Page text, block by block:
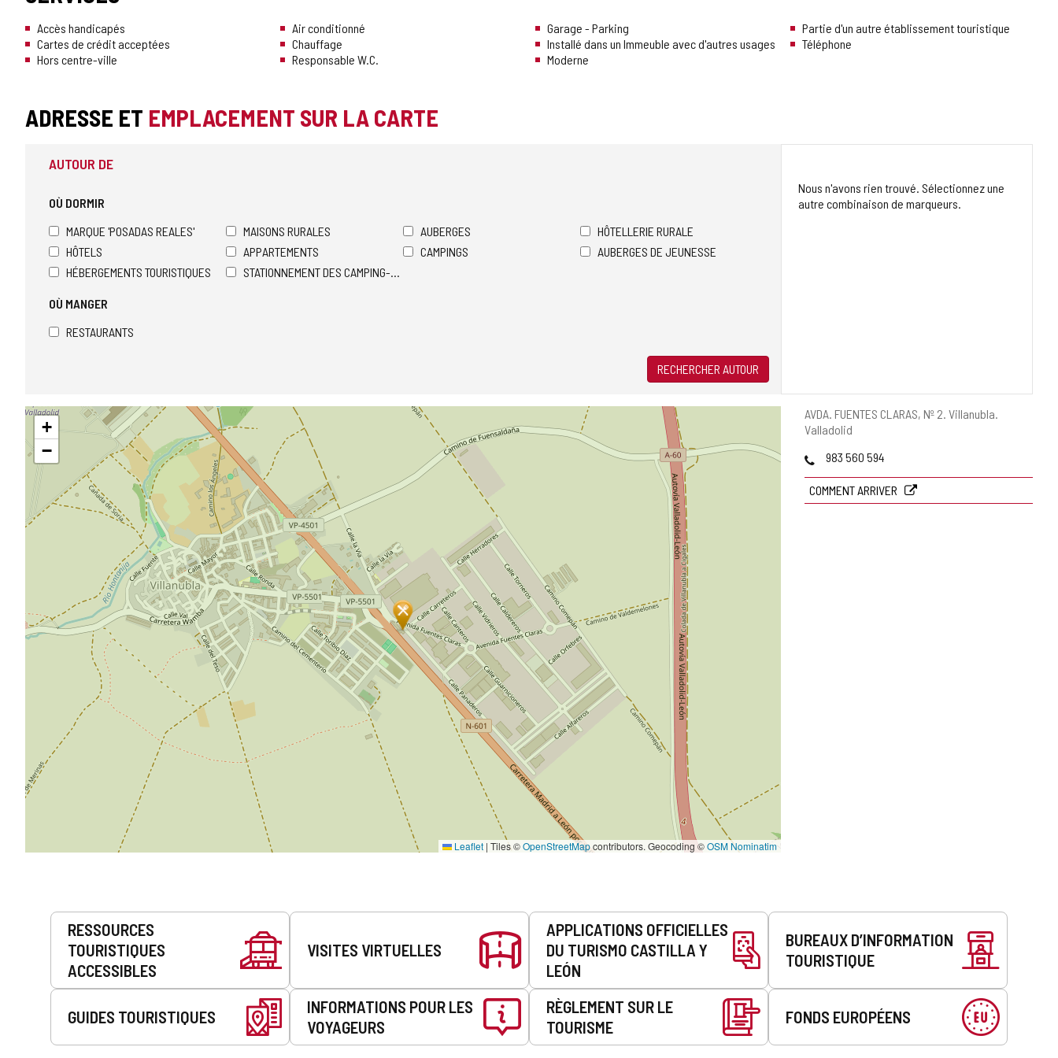
Accès handicapés
Cartes de crédit acceptées
Hors centre-ville
Air conditionné
Chauffage
Responsable W.C.
Garage - Parking
Installé dans un Immeuble avec d'autres usages
Moderne
Partie d'un autre établissement touristique
Téléphone
ADRESSE ET EMPLACEMENT SUR LA CARTE
Adresse
postale
AVDA. FUENTES CLARAS, Nº 2. Villanubla.
Valladolid
Téléphones
983 560 594
COMMENT ARRIVER
AUTOUR DE
OÙ DORMIR
MARQUE 'POSADAS REALES'
MAISONS RURALES AUBERGES
HÔTELLERIE RURALE
HÔTELS
APPARTEMENTS CAMPINGS
AUBERGES DE JEUNESSE
HÉBERGEMENTS TOURISTIQUES
STATIONNEMENT DES CAMPING-CARS
OÙ MANGER
RESTAURANTS
RECHERCHER AUTOUR
Nous n'avons rien trouvé. Sélectionnez une
autre combinaison de marqueurs.
Sauter
carte
+
−
Leaflet | Tiles ©OpenStreetMapcontributors. Geocoding ©OSM Nominatim
Prestations
RESSOURCES
TOURISTIQUES
ACCESSIBLES
VISITES VIRTUELLES
APPLICATIONS OFFICIELLES
DU TURISMO CASTILLA Y
LEÓN
BUREAUX D’INFORMATION
TOURISTIQUE
GUIDES TOURISTIQUES
INFORMATIONS POUR LES
VOYAGEURS
RÈGLEMENT SUR LE
TOURISME
FONDS EUROPÉENS